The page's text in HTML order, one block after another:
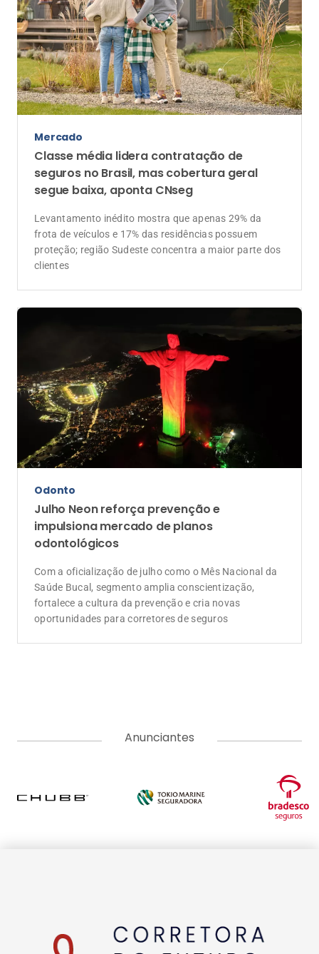
Mercado
Classe média lidera contratação de
seguros no Brasil, mas cobertura geral
segue baixa, aponta CNseg
Levantamento inédito mostra que apenas 29% da
frota de veículos e 17% das residências possuem
proteção; região Sudeste concentra a maior parte dos
clientes
Odonto
Julho Neon reforça prevenção e
impulsiona mercado de planos
odontológicos
Com a oficialização de julho como o Mês Nacional da
Saúde Bucal, segmento amplia conscientização,
fortalece a cultura da prevenção e cria novas
oportunidades para corretores de seguros
Anunciantes